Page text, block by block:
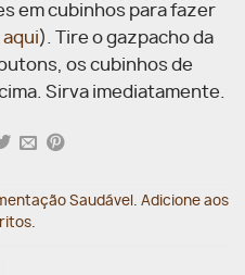
em cubinhos para fazer
aqui). Tire o gazpacho da
os cubinhos de
Sirva imediatamente.
Saudável . Adicione aos
.